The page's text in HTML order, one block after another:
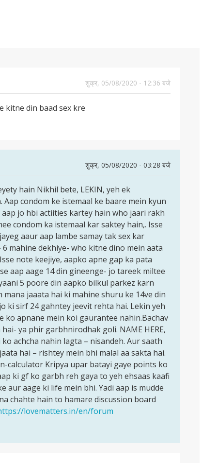
शुक्र, 05/08/2020 - 12:36 बजे
kitne din baad sex kre
शुक्र, 05/08/2020 - 03:28 बजे
hain Nikhil bete, LEKIN, yeh ek
condom ke istemaal ke baare mein kyun
jo hbi actiities kartey hain who jaari rakh
condom ka istemaal kar saktey hain,. Isse
aaur aap lambe samay tak sex kar
mahine dekhiye- who kitne dino mein aata
note keejiye, aapko apne gap ka pata
aap aage 14 din gineenge- jo tareek miltee
5 poore din aapko bilkul parkez karn
jaaata hai ki mahine shuru ke 14ve din
ki sirf 24 gahntey jeevit rehta hai. Lekin yeh
ko apnane mein koi gaurantee nahin.Bachav
ya phir garbhnirodhak goli. NAME HERE,
achcha nahin lagta – nisandeh. Aur saath
hai – rishtey mein bhi malal aa sakta hai.
calculator Kripya upar batayi gaye points ko
ki gf ko garbh reh gaya to yeh ehsaas kaafi
aur aage ki life mein bhi. Yadi aap is mudde
chahte hain to hamare discussion board
lovematters.in/en/forum